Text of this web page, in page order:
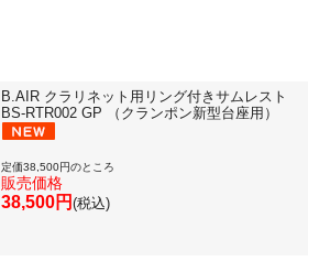
B.AIR クラリネット用リング付きサムレスト
BS-RTR002 GP （クランポン新型台座用）
定価38,500円のところ
販売価格
38,500円 (税込)